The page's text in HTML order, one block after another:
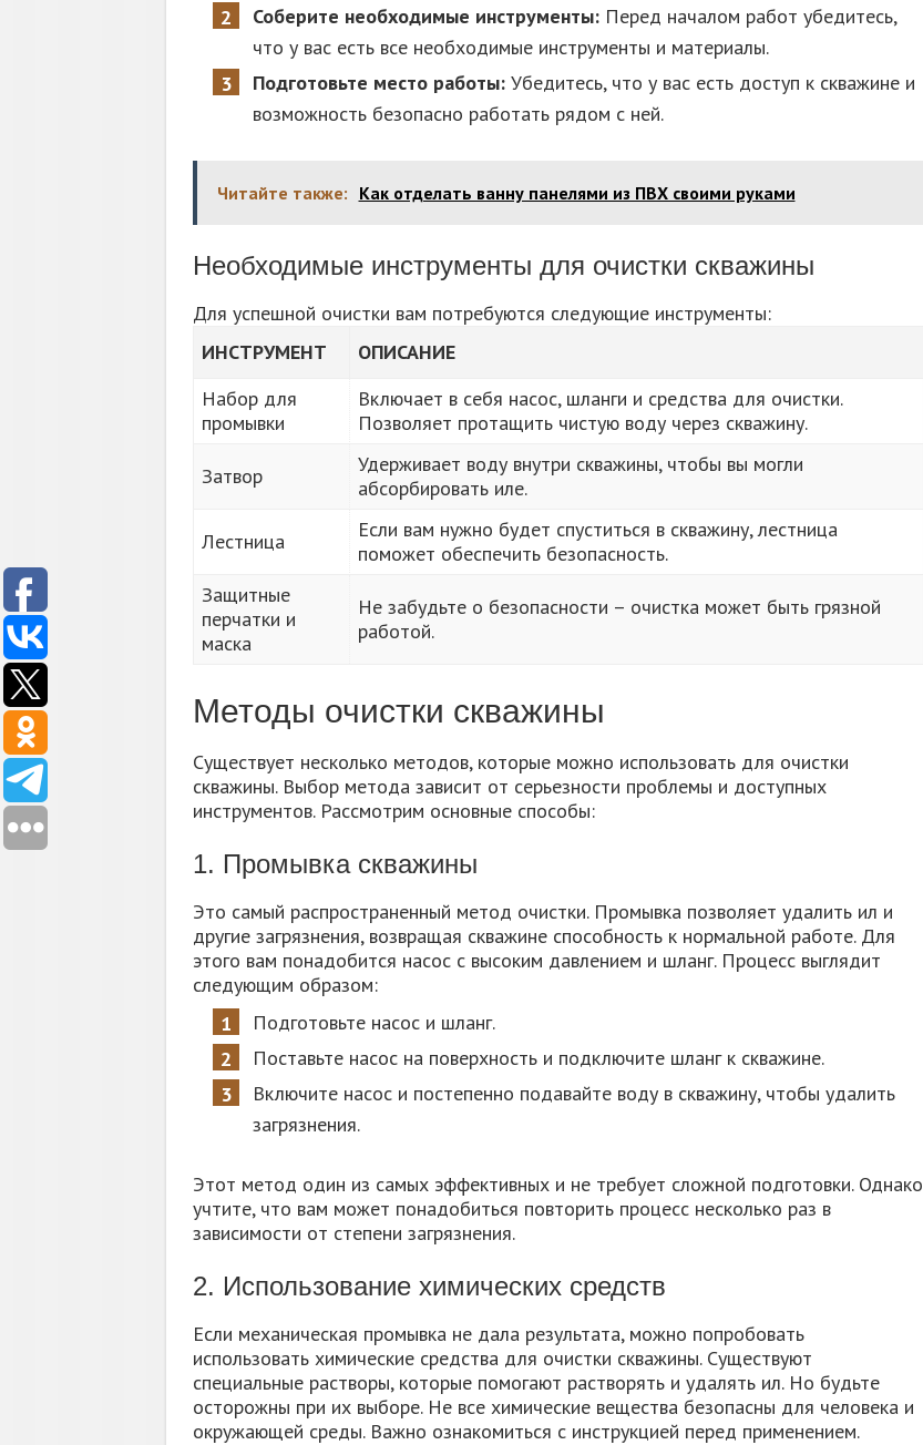
Соберите необходимые инструменты:Перед началом работ убедитесь,
что у вас есть все необходимые инструменты и материалы.
Подготовьте место работы:Убедитесь, что у вас есть доступ к скважине и
возможность безопасно работать рядом с ней.
Читайте также: Как отделать ванну панелями из ПВХ своими руками
Необходимые инструменты для очистки скважины
Для успешной очистки вам потребуются следующие инструменты:
ИНСТРУМЕНТ
ОПИСАНИЕ
Набор для
промывки
Включает в себя насос, шланги и средства для очистки.
Позволяет протащить чистую воду через скважину.
Затвор
Удерживает воду внутри скважины, чтобы вы могли
абсорбировать иле.
Лестница
Если вам нужно будет спуститься в скважину, лестница
поможет обеспечить безопасность.
Защитные
перчатки и
маска
Не забудьте о безопасности – очистка может быть грязной
работой.
Методы очистки скважины
Существует несколько методов, которые можно использовать для очистки
скважины. Выбор метода зависит от серьезности проблемы и доступных
инструментов. Рассмотрим основные способы:
1. Промывка скважины
Это самый распространенный метод очистки. Промывка позволяет удалить ил и
другие загрязнения, возвращая скважине способность к нормальной работе. Для
этого вам понадобится насос с высоким давлением и шланг. Процесс выглядит
следующим образом:
Подготовьте насос и шланг.
Поставьте насос на поверхность и подключите шланг к скважине.
Включите насос и постепенно подавайте воду в скважину, чтобы удалить
загрязнения.
Этот метод один из самых эффективных и не требует сложной подготовки. Однако
учтите, что вам может понадобиться повторить процесс несколько раз в
зависимости от степени загрязнения.
2. Использование химических средств
Если механическая промывка не дала результата, можно попробовать
использовать химические средства для очистки скважины. Существуют
специальные растворы, которые помогают растворять и удалять ил. Но будьте
осторожны при их выборе. Не все химические вещества безопасны для человека и
окружающей среды. Важно ознакомиться с инструкцией перед применением.